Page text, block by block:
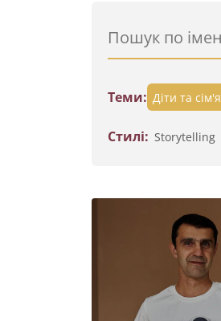
Теми: Діти та сім'я
Стилі: Storytelling